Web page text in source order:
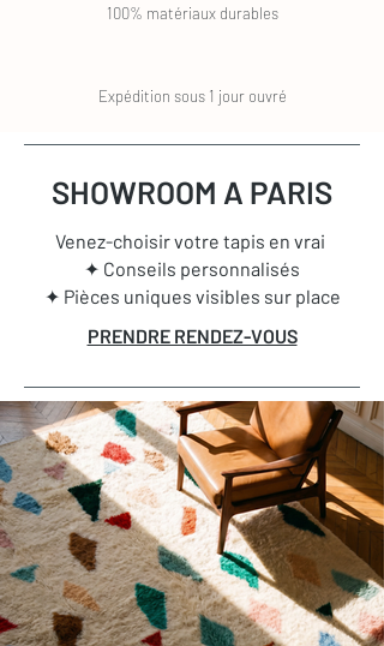
100% matériaux durables
Expédition sous 1 jour ouvré
SHOWROOM A PARIS
Venez-choisir votre tapis en vrai
✦ Conseils personnalisés
✦ Pièces uniques visibles sur place
PRENDRE RENDEZ-VOUS